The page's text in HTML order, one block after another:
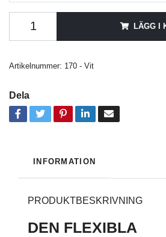
LÄGG I
Artikelnummer: 170 - Vit
Dela
INFORMATION
PRODUKTBESKRIVNING
DEN FLEXIBLA